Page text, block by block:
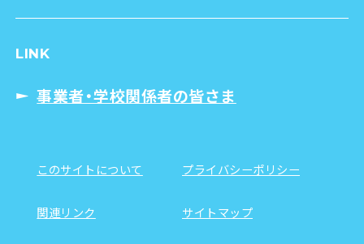
LINK
事業者・学校関係者の皆さま
このサイトについて プライバシーポリシー
関連リンク サイトマップ